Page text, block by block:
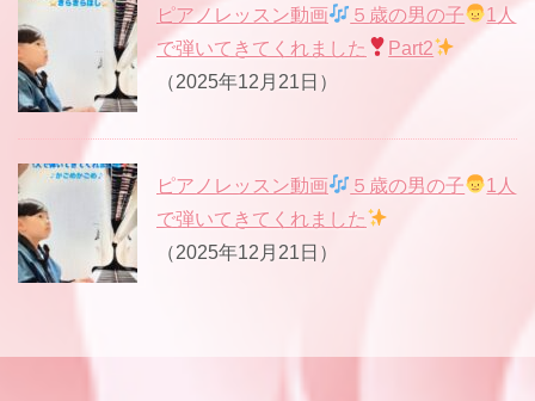
ピアノレッスン動画 ５歳の男の子
1人
で弾いてきてくれました
Part2
（2025年12月21日）
ピアノレッスン動画 ５歳の男の子
1人
で弾いてきてくれました
（2025年12月21日）